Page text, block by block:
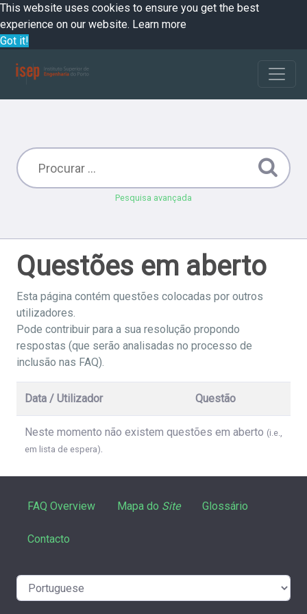
This website uses cookies to ensure you get the best
experience on our website. Learn more
Got it!
Pesquisa avançada
Questões em aberto
Esta página contém questões colocadas por outros
utilizadores.
Pode contribuir para a sua resolução propondo
respostas (que serão analisadas no processo de
inclusão nas FAQ).
Data / Utilizador Questão
Neste momento não existem questões em aberto (i.e.,
em lista de espera).
FAQ Overview Mapa do Site Glossário
Contacto